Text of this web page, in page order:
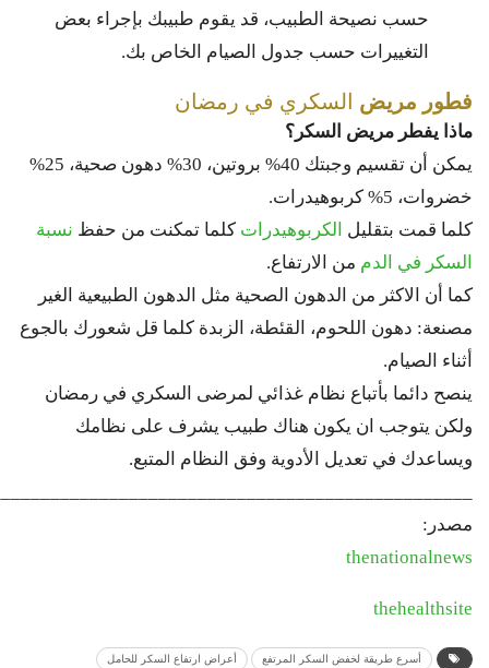
حسب نصيحة الطبيب، قد يقوم طبيبك بإجراء بعض
التغييرات حسب جدول الصيام الخاص بك.
فطور مريض السكري في رمضان
ماذا يفطر مريض السكر؟
يمكن أن تقسيم وجبتك 40% بروتين، 30% دهون صحية، 25%
خضروات، 5% كربوهيدرات.
كلما قمت بتقليل الكربوهيدرات كلما تمكنت من حفظ نسبة
السكر في الدم من الارتفاع.
كما أن الاكثر من الدهون الصحية مثل الدهون الطبيعية الغير
مصنعة: دهون اللحوم، القئطة، الزبدة كلما قل شعورك بالجوع
أثناء الصيام.
ينصح دائما بأتباع نظام غذائي لمرضى السكري في رمضان
ولكن يتوجب ان يكون هناك طبيب يشرف على نظامك
ويساعدك في تعديل الأدوية وفق النظام المتبع.
مصدر:
thenationalnews
thehealthsite
أسرع طريقة لخفض السكر المرتفع أعراض ارتفاع السكر للحامل